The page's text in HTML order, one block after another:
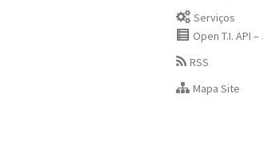
Serviços
Open T.I. API –
RSS
Mapa Site